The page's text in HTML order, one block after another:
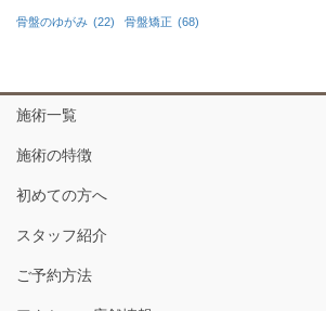
骨盤のゆがみ (22) 骨盤矯正 (68)
施術一覧
施術の特徴
初めての方へ
スタッフ紹介
ご予約方法